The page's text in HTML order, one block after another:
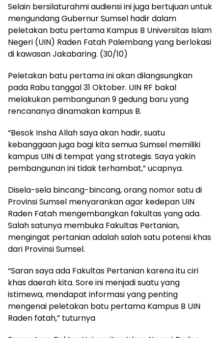
Selain bersilaturahmi audiensi ini juga bertujuan untuk
mengundang Gubernur Sumsel hadir dalam
peletakan batu pertama Kampus B Universitas Islam
Negeri (UIN) Raden Fatah Palembang yang berlokasi
di kawasan Jakabaring. (30/10)
Peletakan batu pertama ini akan dilangsungkan
pada Rabu tanggal 31 Oktober. UIN RF bakal
melakukan pembangunan 9 gedung baru yang
rencananya dinamakan kampus B.
“Besok Insha Allah saya akan hadir, suatu
kebanggaan juga bagi kita semua Sumsel memiliki
kampus UIN di tempat yang strategis. Saya yakin
pembangunan ini tidak terhambat,” ucapnya.
Disela-sela bincang-bincang, orang nomor satu di
Provinsi Sumsel menyarankan agar kedepan UIN
Raden Fatah mengembangkan fakultas yang ada.
Salah satunya membuka Fakultas Pertanian,
mengingat pertanian adalah salah satu potensi khas
dari Provinsi Sumsel.
“Saran saya ada Fakultas Pertanian karena itu ciri
khas daerah kita. Sore ini menjadi suatu yang
istimewa, mendapat informasi yang penting
mengenai peletakan batu pertama Kampus B UIN
Raden fatah,” tuturnya